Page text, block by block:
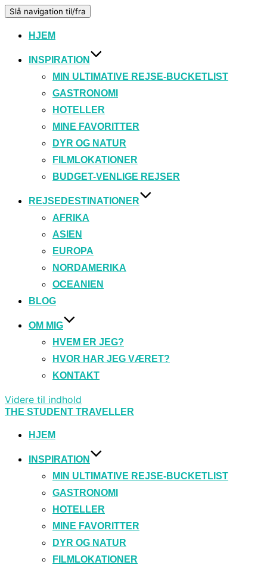
Slå navigation til/fra
HJEM
INSPIRATION
MIN ULTIMATIVE REJSE-BUCKETLIST
GASTRONOMI
HOTELLER
MINE FAVORITTER
DYR OG NATUR
FILMLOKATIONER
BUDGET-VENLIGE REJSER
REJSEDESTINATIONER
AFRIKA
ASIEN
EUROPA
NORDAMERIKA
OCEANIEN
BLOG
OM MIG
HVEM ER JEG?
HVOR HAR JEG VÆRET?
KONTAKT
Videre til indhold
THE STUDENT TRAVELLER
HJEM
INSPIRATION
MIN ULTIMATIVE REJSE-BUCKETLIST
GASTRONOMI
HOTELLER
MINE FAVORITTER
DYR OG NATUR
FILMLOKATIONER